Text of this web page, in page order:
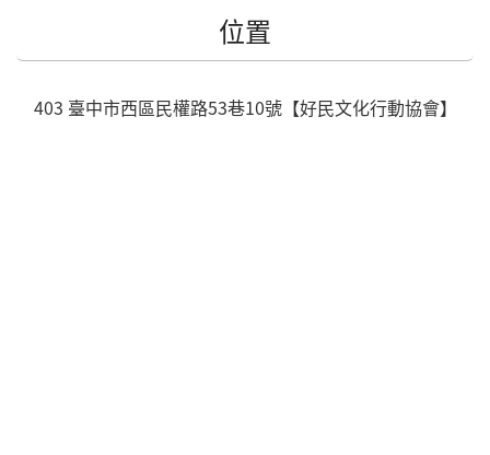
位置
403 臺中市西區民權路53巷10號【好民文化行動協會】